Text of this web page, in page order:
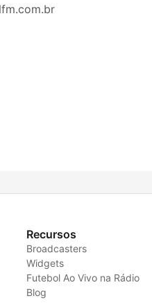
Recursos
Broadcasters
Widgets
Futebol Ao Vivo na Rádio
Blog